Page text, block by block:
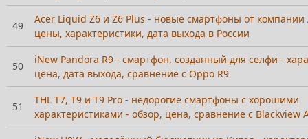
49
Acer Liquid Z6 и Z6 Plus - новые смартфоны от компании
цены, характеристики, дата выхода в России
50
iNew Pandora R9 - смартфон, созданный для селфи -
цена, дата выхода, сравнение с Oppo R9
51
THL T7, T9 и T9 Pro - недорогие смартфоны с хорошими
характеристиками - обзор, цена, сравнение с Blackview